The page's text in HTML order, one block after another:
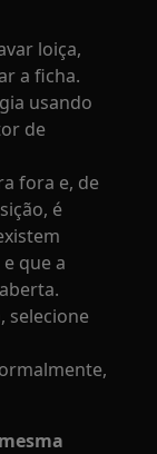
loiça,
a ficha.
usando
de
fora e, de
é
que a
selecione